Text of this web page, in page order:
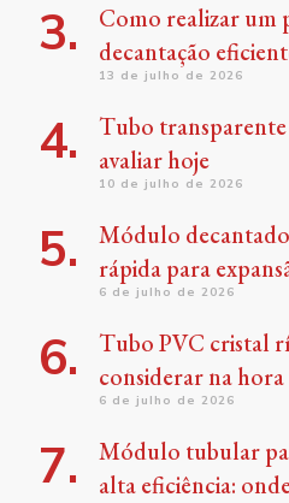
Como realizar um
decantação
13 de julho de 2026
Tubo transparente
avaliar hoje
10 de julho de 2026
Módulo
rápida para
6 de julho de 2026
Tubo PVC cristal
considerar na
6 de julho de 2026
Módulo tubular
alta eficiência: